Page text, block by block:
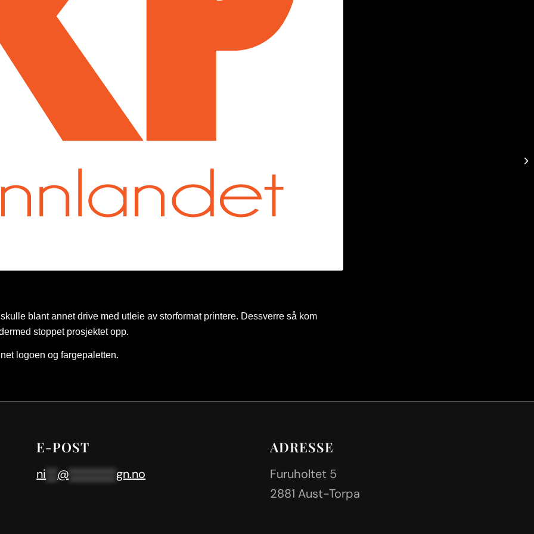
skulle blant annet drive med utleie av storformat printere. Dessverre så kom
stoppet prosjektet opp.
logoen og fargepaletten.
E-POST
ni @ gn.no
ADRESSE
Furuholtet 5
2881 Aust-Torpa